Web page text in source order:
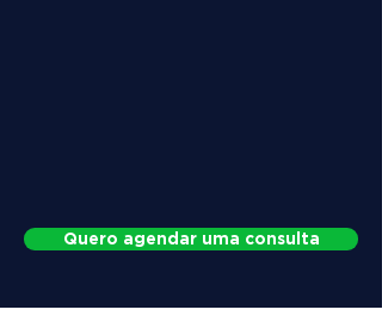
Quero agendar uma consulta